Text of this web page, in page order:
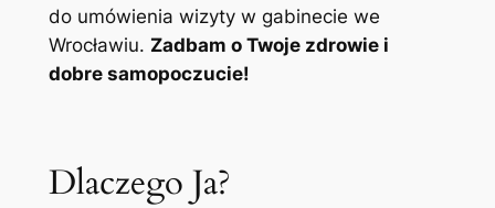
do umówienia wizyty w gabinecie we
Wrocławiu. Zadbam o Twoje zdrowie i
dobre samopoczucie!
Dlaczego Ja?